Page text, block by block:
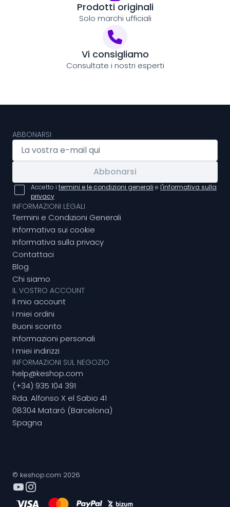
Prodotti originali
Solo marchi ufficiali
Vi consigliamo
Consultate i nostri esperti
ABBONARSI
Abbonarsi
Accetto i termini e le condizioni generali e l'informativa sulla
privacy
INFORMAZIONI LEGALI
Termini e Condizioni Generali
Informativa sui cookie
Informativa sulla privacy
Contattaci
Blog
Chi siamo
IL VOSTRO ACCOUNT
Il mio account
I miei ordini
Buoni sconto
Informazioni personali
I miei indirizzi
INFORMAZIONI SUL NEGOZIO
help@keshop.com
(+34) 935 104 391
Rda. Alfonso X el Sabio 41
08304 Mataró (Barcelona)
Spagna
© keshop.com 2026